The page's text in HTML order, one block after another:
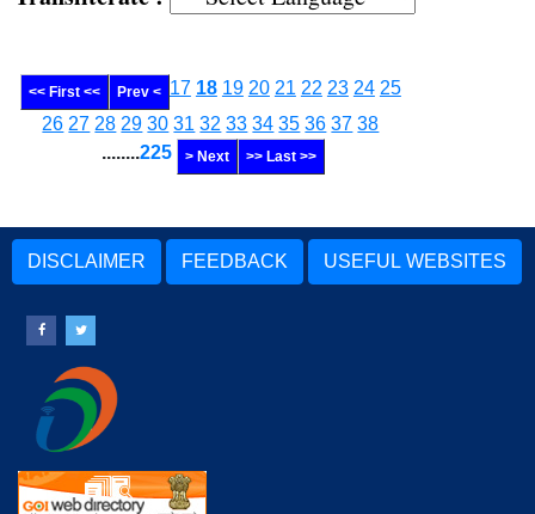
<< First << Prev < 17 18 19 20 21 22 23 24 25
26 27 28 29 30 31 32 33 34 35 36 37 38
........225 > Next >> Last >>
DISCLAIMER FEEDBACK USEFUL WEBSITES